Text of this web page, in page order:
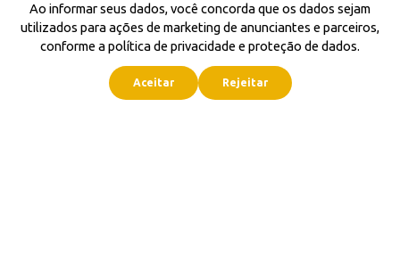
Ao informar seus dados, você concorda que os dados sejam
utilizados para ações de marketing de anunciantes e parceiros,
conforme a política de privacidade e proteção de dados.
Aceitar Rejeitar